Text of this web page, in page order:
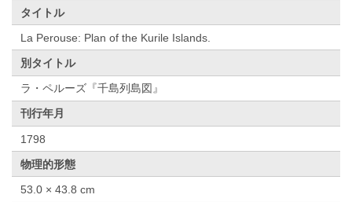
タイトル
La Perouse: Plan of the Kurile Islands.
別タイトル
ラ・ペルーズ『千島列島図』
刊行年月
1798
物理的形態
53.0 × 43.8 cm